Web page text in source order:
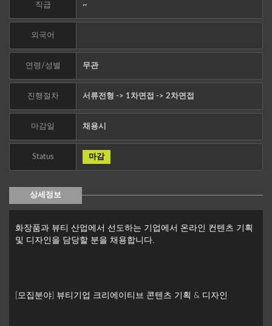
직급 ~
외국어
연령/성별 무관
진행절차 서류전형 -> 1차면접 -> 2차면접
마감일 채용시
Status 마감
상세정보
화장품과 뷰티 산업에서 선도하는 기업에서 온라인 컨텐츠 기획
및 디자인을 담당할 분을 채용합니다.
[모집분야] 뷰티기업 크리에이티브 콘텐츠 기획 & 디자인